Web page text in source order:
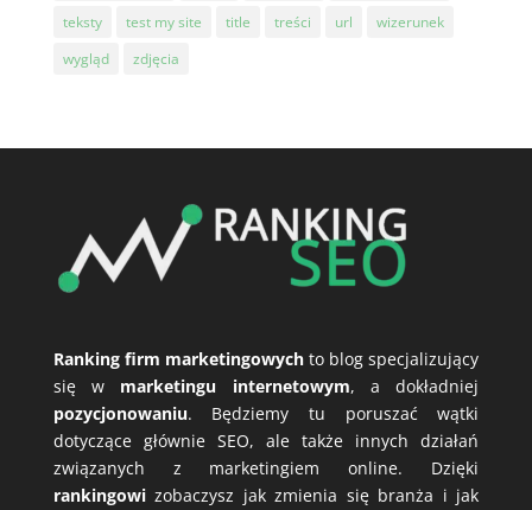
teksty
test my site title treści url
wizerunek
wygląd
zdjęcia
Ranking firm marketingowychto blog specjalizujący
się w marketingu internetowym, a dokładniej
pozycjonowaniu. Będziemy tu poruszać wątki
dotyczące głównie SEO, ale także innych działań
związanych z marketingiem online. Dzięki
rankingowizobaczysz jak zmienia się branża i jak